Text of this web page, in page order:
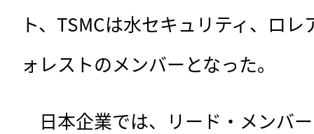
ト、TSMCは水セキュリティ、ロ
ォレストのメンバーとなった。
日本企業では、リード・メンバ